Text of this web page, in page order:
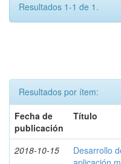
Resultados 1-1 de 1.
Resultados por ítem:
Fecha de
publicación
Título
2018-10-15
Desarrollo